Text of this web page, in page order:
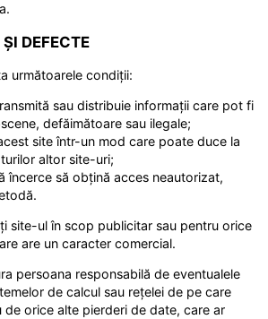
DEFECTE
următoarele condiții:
sau distribuie informații care pot fi
defăimătoare sau ilegale;
site într-un mod care poate duce la
altor site-uri;
încerce să obțină acces neautorizat,
site-ul în scop publicitar sau pentru orice
are un caracter comercial.
persoana responsabilă de eventualele
de calcul sau rețelei de pe care
de orice alte pierderi de date, care ar